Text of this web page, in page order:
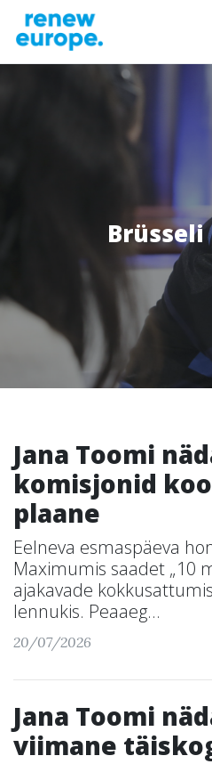
Jana Toomi
komisjonid
plaane
Eelneva esmaspäeva
Maximumis saadet „10
ajakavade
lennukis. Peaaeg...
20/07/2026
Jana Toomi
viimane